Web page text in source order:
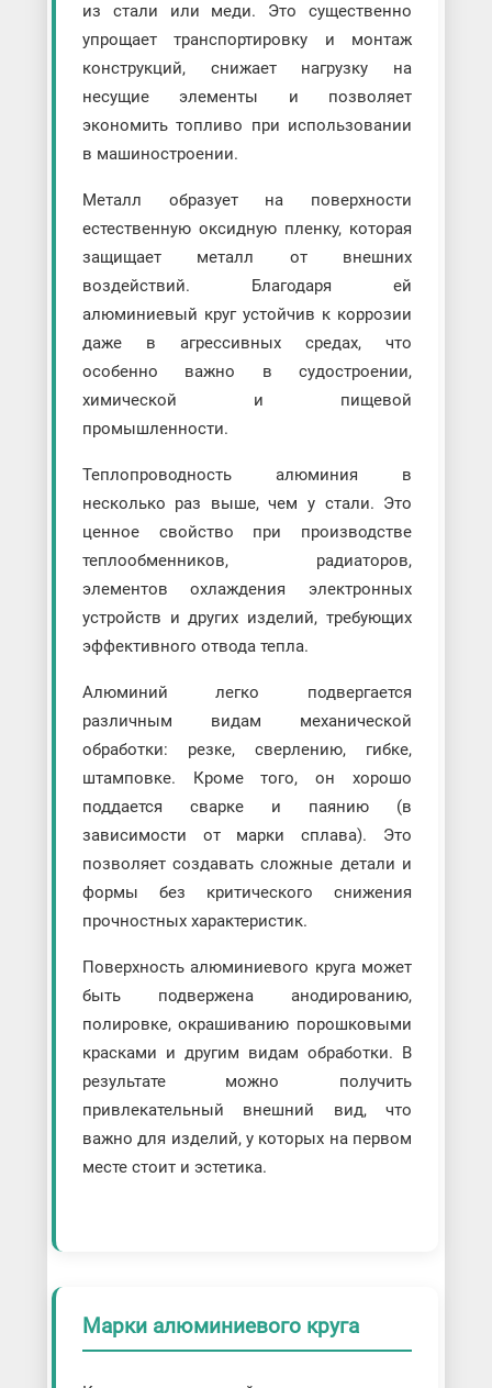
из стали или меди. Это существенно
упрощает транспортировку и монтаж
конструкций, снижает нагрузку на
несущие элементы и позволяет
экономить топливо при использовании
в машиностроении.
Металл образует на поверхности
естественную оксидную пленку, которая
защищает металл от внешних
воздействий. Благодаря ей
алюминиевый круг устойчив к коррозии
даже в агрессивных средах, что
особенно важно в судостроении,
химической и пищевой
промышленности.
Теплопроводность алюминия в
несколько раз выше, чем у стали. Это
ценное свойство при производстве
теплообменников, радиаторов,
элементов охлаждения электронных
устройств и других изделий, требующих
эффективного отвода тепла.
Алюминий легко подвергается
различным видам механической
обработки: резке, сверлению, гибке,
штамповке. Кроме того, он хорошо
поддается сварке и паянию (в
зависимости от марки сплава). Это
позволяет создавать сложные детали и
формы без критического снижения
прочностных характеристик.
Поверхность алюминиевого круга может
быть подвержена анодированию,
полировке, окрашиванию порошковыми
красками и другим видам обработки. В
результате можно получить
привлекательный внешний вид, что
важно для изделий, у которых на первом
месте стоит и эстетика.
Марки алюминиевого круга